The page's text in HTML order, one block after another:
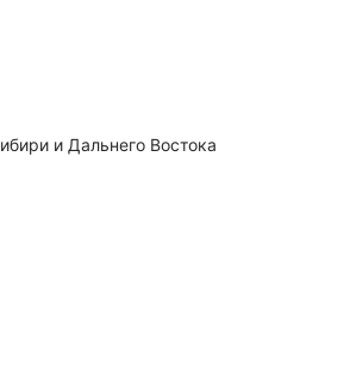
и Дальнего Востока